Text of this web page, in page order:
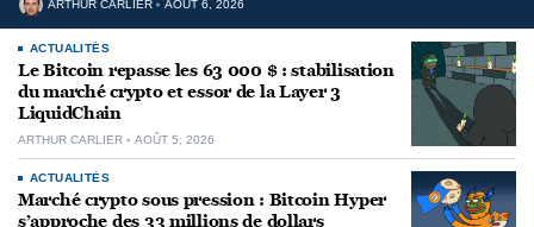
ARTHUR CARLIER AOÛT 6, 2026
ACTUALITÉS
Le Bitcoin repasse les 63 000 $ : stabilisation
du marché crypto et essor de la Layer 3
LiquidChain
ARTHUR CARLIER AOÛT 5, 2026
ACTUALITÉS
Marché crypto sous pression : Bitcoin Hyper
s’approche des 33 millions de dollars